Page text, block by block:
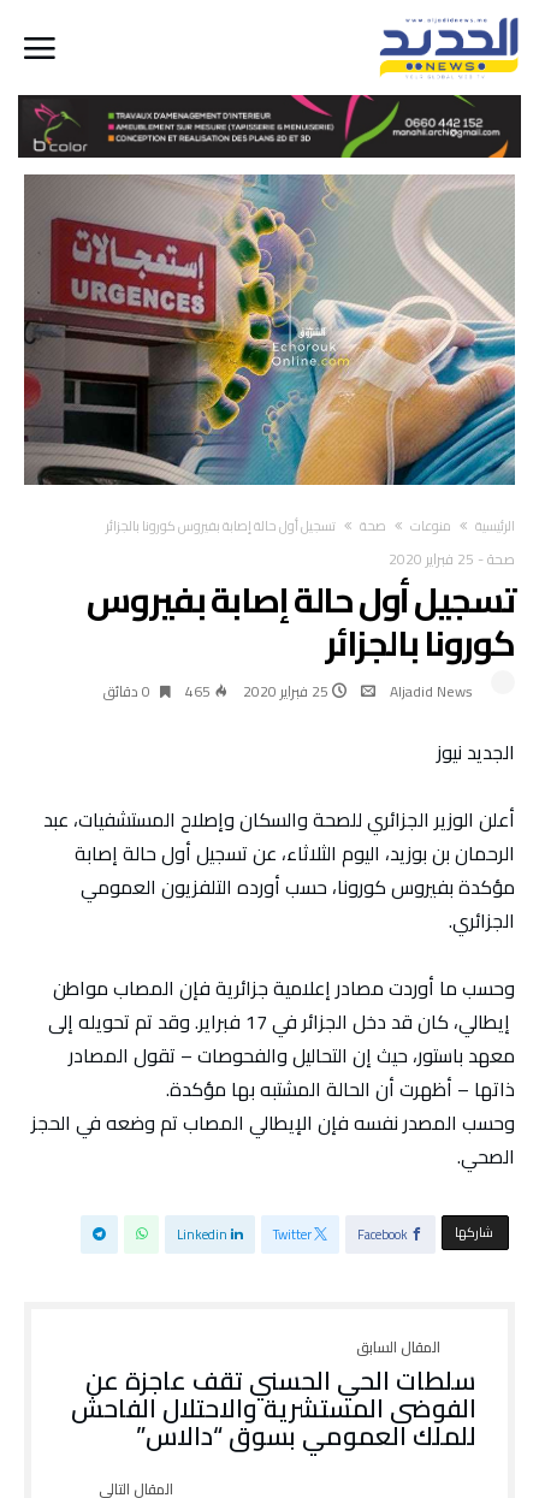
‫الرئيسية‬ منوعات صحة تسجيل أول حالة إصابة بفيروس كورونا بالجزائر
صحة- 25 فبراير 2020
تسجيل أول حالة إصابة بفيروس
كورونا بالجزائر
Aljadid News 25 فبراير 2020 465 0 ‫دقائق‬
الجديد نيوز
أعلن الوزير الجزائري للصحة والسكان وإصلاح المستشفيات، عبد
الرحمان بن بوزيد، اليوم الثلاثاء، عن تسجيل أول حالة إصابة
مؤكدة بفيروس كورونا، حسب أورده التلفزيون العمومي
الجزائري.
وحسب ما أوردت مصادر إعلامية جزائرية فإن المصاب مواطن
إيطالي، كان قد دخل الجزائر في 17 فبراير. وقد تم تحويله إلى
معهد باستور، حيث إن التحاليل والفحوصات – تقول المصادر
ذاتها – أظهرت أن الحالة المشتبه بها مؤكدة.
وحسب المصدر نفسه فإن الإيطالي المصاب تم وضعه في الحجز
الصحي.
‫‫ شاركها‬ Facebook
Twitter
Linkedin
سلطات الحي الحسني تقف عاجزة عن
الفوضى المستشرية والاحتلال الفاحش
للملك العمومي بسوق “دالاس”